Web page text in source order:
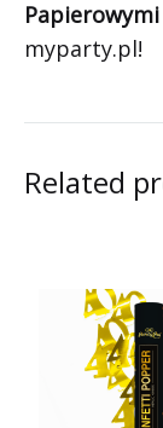
myparty.pl!
Related